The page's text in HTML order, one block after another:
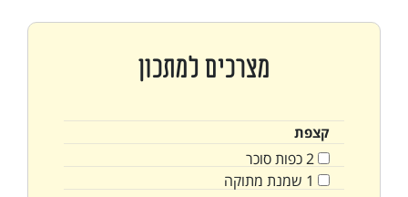
מצרכים למתכון
קצפת
2כפותסוכר
1 שמנת מתוקה